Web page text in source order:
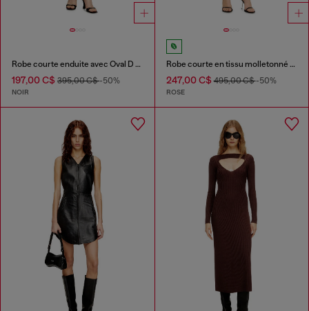
Robe courte enduite avec Oval D embossé
197,00 C$ 395,00 C$-50%
NOIR
Robe courte en tissu molletonné dévoré
247,00 C$495,00 C$-50%
ROSE